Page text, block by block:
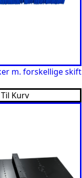
m. forskellige skift
Kurv